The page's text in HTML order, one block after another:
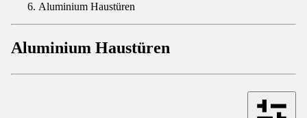
Aluminium Haustüren
Aluminium Haustüren